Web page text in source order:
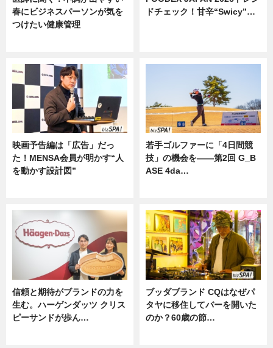
春にビジネスパーソンが気を
つけたい健康管理
ドチェック！甘辛“Swicy”…
映画予告編は「広告」だっ
た！MENSA会員が明かす“人
を動かす設計図”
若手ゴルファーに「4日間競
技」の機会を——第2回 G_B
ASE 4da…
信頼と期待がブランドの力を
生む。ハーゲンダッツ クリス
ピーサンドが歩ん…
ブッダブランド CQはなぜパ
タヤに移住してバーを開いた
のか？60歳の節…